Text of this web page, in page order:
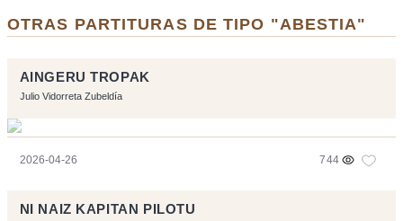
OTRAS PARTITURAS DE TIPO "ABESTIA"
AINGERU TROPAK
Julio Vidorreta Zubeldía
2026-04-26 744
NI NAIZ KAPITAN PILOTU